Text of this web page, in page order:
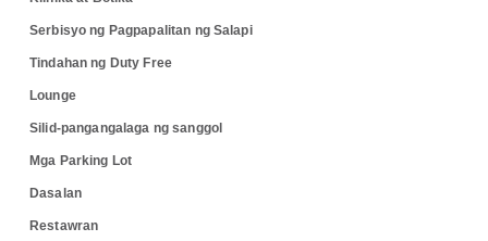
Serbisyo ng Pagpapalitan ng Salapi
Tindahan ng Duty Free
Lounge
Silid-pangangalaga ng sanggol
Mga Parking Lot
Dasalan
Restawran